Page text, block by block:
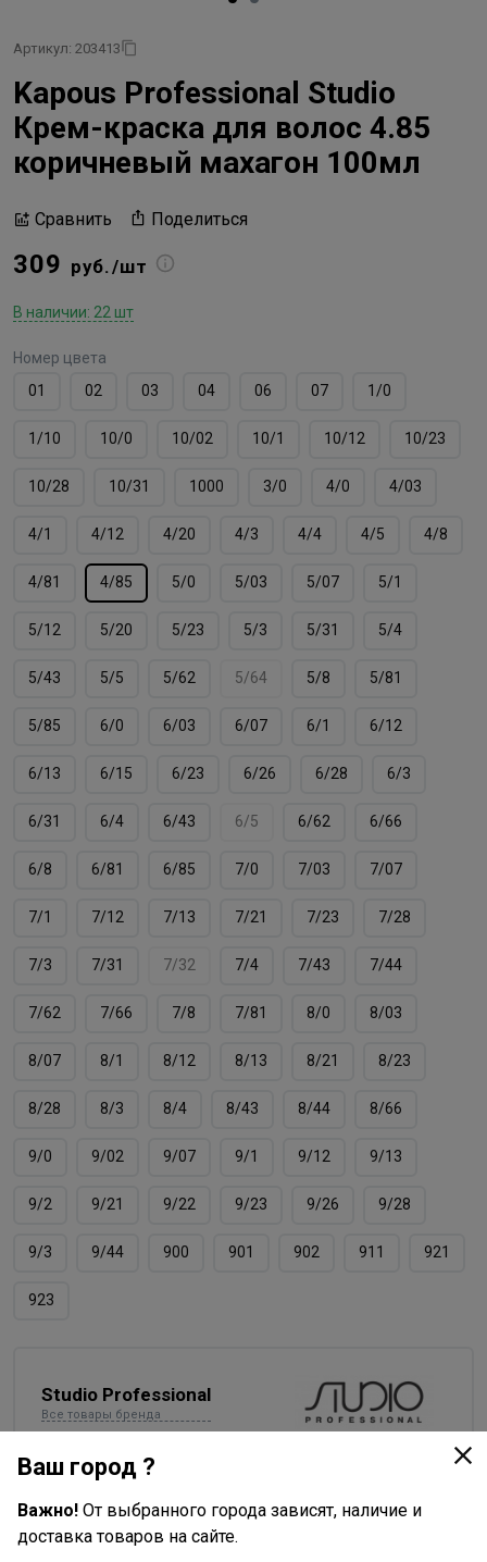
Артикул: 203413
Kapous Professional Studio
Крем-краска для волос 4.85
коричневый махагон 100мл
Сравнить Поделиться
309 руб./шт
В наличии: 22 шт
Номер цвета
01
02 03 04 06 07 1/0
1/10 10/0 10/02 10/1 10/12 10/23
10/28 10/31 1000 3/0 4/0 4/03
4/1 4/12 4/20 4/3 4/4 4/5 4/8
4/81 4/85 5/0 5/03 5/07 5/1
5/12 5/20 5/23 5/3 5/31 5/4
5/43 5/5 5/62 5/64 5/8 5/81
5/85 6/0 6/03 6/07 6/1 6/12
6/13 6/15 6/23 6/26 6/28 6/3
6/31 6/4 6/43 6/5 6/62 6/66
6/8 6/81 6/85 7/0 7/03 7/07
7/1 7/12 7/13 7/21 7/23 7/28
7/3 7/31 7/32 7/4 7/43 7/44
7/62 7/66 7/8 7/81 8/0 8/03
8/07 8/1 8/12 8/13 8/21 8/23
8/28 8/3 8/4 8/43 8/44 8/66
9/0 9/02 9/07 9/1 9/12 9/13
9/2 9/21 9/22 9/23 9/26 9/28
9/3 9/44 900 901 902 911 921
923
Studio Professional
Все товары бренда
Ваш город ?
Важно! От выбранного города зависят, наличие и
доставка товаров на сайте.